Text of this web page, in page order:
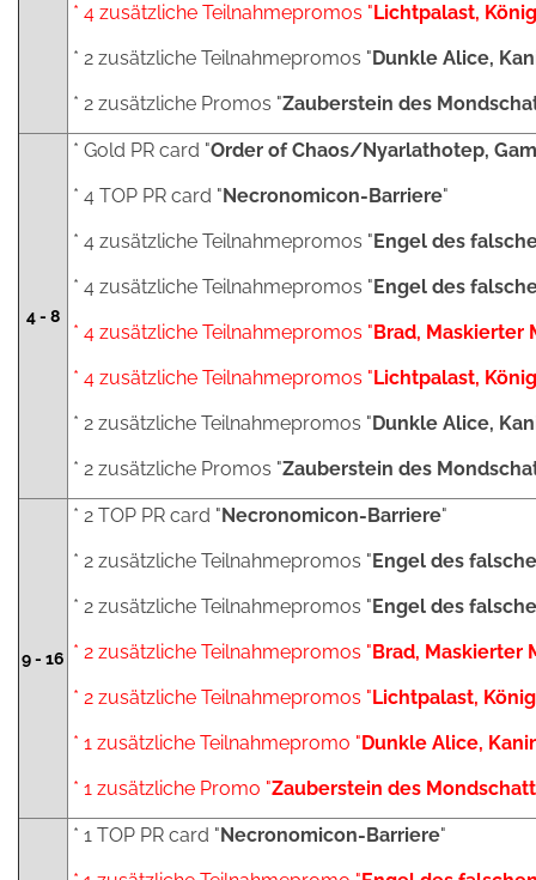
* 4 zusätzliche Teilnahmepromos " Lichtpalast,
* 2 zusätzliche Teilnahmepromos " Dunkle Alice,
* 2 zusätzliche Promos "Zauberstein des
4 - 8
* Gold PR card "Order of Chaos/Nyarlathotep,
* 4 TOP PR card " Necronomicon-Barriere"
* 4 zusätzliche Teilnahmepromos " Engel des
* 4 zusätzliche Teilnahmepromos " Engel des
* 4 zusätzliche Teilnahmepromos " Brad, Maskierter
* 4 zusätzliche Teilnahmepromos " Lichtpalast,
* 2 zusätzliche Teilnahmepromos " Dunkle Alice,
* 2 zusätzliche Promos "Zauberstein des
9 - 16
* 2 TOP PR card " Necronomicon-Barriere"
* 2 zusätzliche Teilnahmepromos " Engel des
* 2 zusätzliche Teilnahmepromos " Engel des
* 2 zusätzliche Teilnahmepromos " Brad, Maskierter
* 2 zusätzliche Teilnahmepromos " Lichtpalast,
* 1 zusätzliche Teilnahmepromo " Dunkle Alice,
* 1 zusätzliche Promo "Zauberstein des
* 1 TOP PR card " Necronomicon-Barriere"